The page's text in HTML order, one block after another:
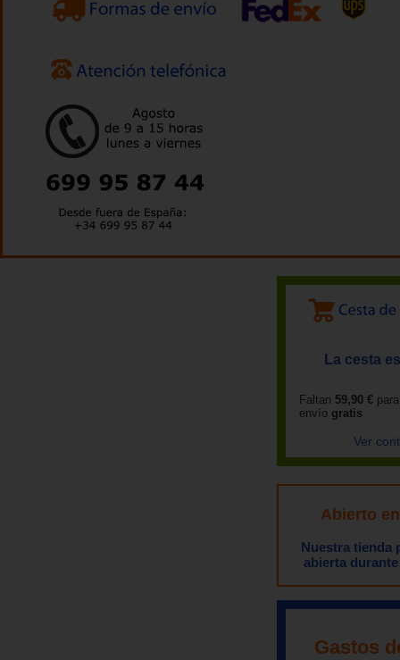
La cesta
Faltan 59,90 €
envío gratis
Ver
Abierto
Nuestra tienda
abierta
Gastos